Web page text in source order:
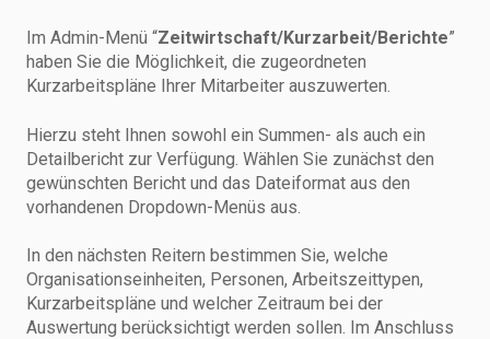
Im Admin-Menü “Zeitwirtschaft/Kurzarbeit/Berichte”
haben Sie die Möglichkeit, die zugeordneten
Kurzarbeitspläne Ihrer Mitarbeiter auszuwerten.
Hierzu steht Ihnen sowohl ein Summen- als auch ein
Detailbericht zur Verfügung. Wählen Sie zunächst den
gewünschten Bericht und das Dateiformat aus den
vorhandenen Dropdown-Menüs aus.
In den nächsten Reitern bestimmen Sie, welche
Organisationseinheiten, Personen, Arbeitszeittypen,
Kurzarbeitspläne und welcher Zeitraum bei der
Auswertung berücksichtigt werden sollen. Im Anschluss